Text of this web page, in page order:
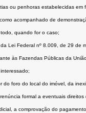
ou penhoras estabelecidas
acompanhado de
quando for o caso;
Lei Federal nº 8.009, de 29 de
às Fazendas Públicas da
do foro do local do imóvel, da
formal a eventuais
a comprovação do